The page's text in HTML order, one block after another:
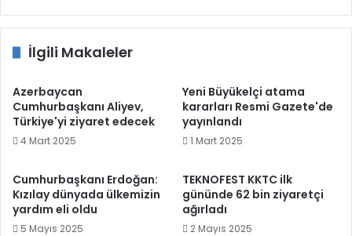
İlgili Makaleler
Azerbaycan
Cumhurbaşkanı Aliyev,
Türkiye'yi ziyaret edecek
4 Mart 2025
Yeni Büyükelçi atama
kararları Resmi Gazete'de
yayınlandı
1 Mart 2025
Cumhurbaşkanı Erdoğan:
Kızılay dünyada ülkemizin
yardım eli oldu
5 Mayıs 2025
TEKNOFEST KKTC ilk
gününde 62 bin ziyaretçi
ağırladı
2 Mayıs 2025